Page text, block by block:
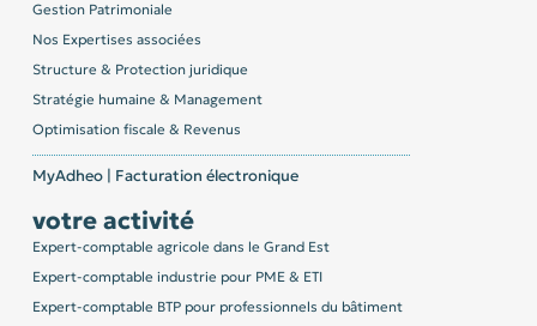
Gestion Patrimoniale
Nos Expertises associées
Structure & Protection juridique
Stratégie humaine & Management
Optimisation fiscale & Revenus
MyAdheo | Facturation électronique
votre activité
Expert-comptable agricole dans le Grand Est
Expert-comptable industrie pour PME & ETI
Expert-comptable BTP pour professionnels du bâtiment